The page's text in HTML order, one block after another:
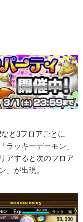
ど3フロアごとに
ラッキーデーモン」
アすると次のフロア
」が出現。